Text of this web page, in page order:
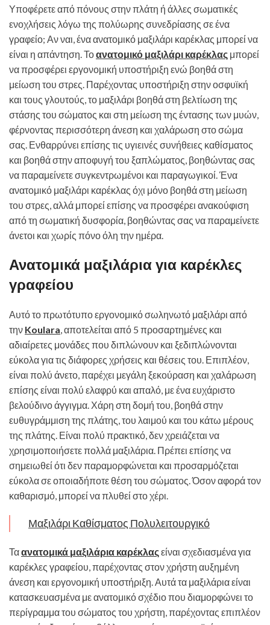
Υποφέρετε από πόνους στην πλάτη ή άλλες σωματικές
ενοχλήσεις λόγω της πολύωρης συνεδρίασης σε ένα
γραφείο; Αν ναι, ένα ανατομικό μαξιλάρι καρέκλας μπορεί να
είναι η απάντηση. Τοανατομικό μαξιλάρι καρέκλας μπορεί
να προσφέρει εργονομική υποστήριξη ενώ βοηθά στη
μείωση του στρες. Παρέχοντας υποστήριξη στην οσφυϊκή
και τους γλουτούς, το μαξιλάρι βοηθά στη βελτίωση της
στάσης του σώματος και στη μείωση της έντασης των μυών,
φέρνοντας περισσότερη άνεση και χαλάρωση στο σώμα
σας. Ενθαρρύνει επίσης τις υγιεινές συνήθειες καθίσματος
και βοηθά στην αποφυγή του ξαπλώματος, βοηθώντας σας
να παραμείνετε συγκεντρωμένοι και παραγωγικοί. Ένα
ανατομικό μαξιλάρι καρέκλας όχι μόνο βοηθά στη μείωση
του στρες, αλλά μπορεί επίσης να προσφέρει ανακούφιση
από τη σωματική δυσφορία, βοηθώντας σας να παραμείνετε
άνετοι και χωρίς πόνο όλη την ημέρα.
Ανατομικά μαξιλάρια για καρέκλες
γραφείου
Αυτό το πρωτότυπο εργονομικό σωληνωτό μαξιλάρι από
την Koulara, αποτελείται από 5 προσαρτημένες και
αδιαίρετες μονάδες που διπλώνουν και ξεδιπλώνονται
εύκολα για τις διάφορες χρήσεις και θέσεις του. Επιπλέον,
είναι πολύ άνετο, παρέχει μεγάλη ξεκούραση και χαλάρωση
επίσης είναι πολύ ελαφρύ και απαλό, με ένα ευχάριστο
βελούδινο άγγιγμα. Χάρη στη δομή του, βοηθά στην
ευθυγράμμιση της πλάτης, του λαιμού και του κάτω μέρους
της πλάτης. Είναι πολύ πρακτικό, δεν χρειάζεται να
χρησιμοποιήσετε πολλά μαξιλάρια. Πρέπει επίσης να
σημειωθεί ότι δεν παραμορφώνεται και προσαρμόζεται
εύκολα σε οποιαδήποτε θέση του σώματος. Όσον αφορά τον
καθαρισμό, μπορεί να πλυθεί στο χέρι.
Μαξιλάρι Καθίσματος Πολυλειτουργικό
Ταανατομικά μαξιλάρια καρέκλαςείναι σχεδιασμένα για
καρέκλες γραφείου, παρέχοντας στον χρήστη αυξημένη
άνεση και εργονομική υποστήριξη. Αυτά τα μαξιλάρια είναι
κατασκευασμένα με ανατομικό σχέδιο που διαμορφώνει το
περίγραμμα του σώματος του χρήστη, παρέχοντας επιπλέον